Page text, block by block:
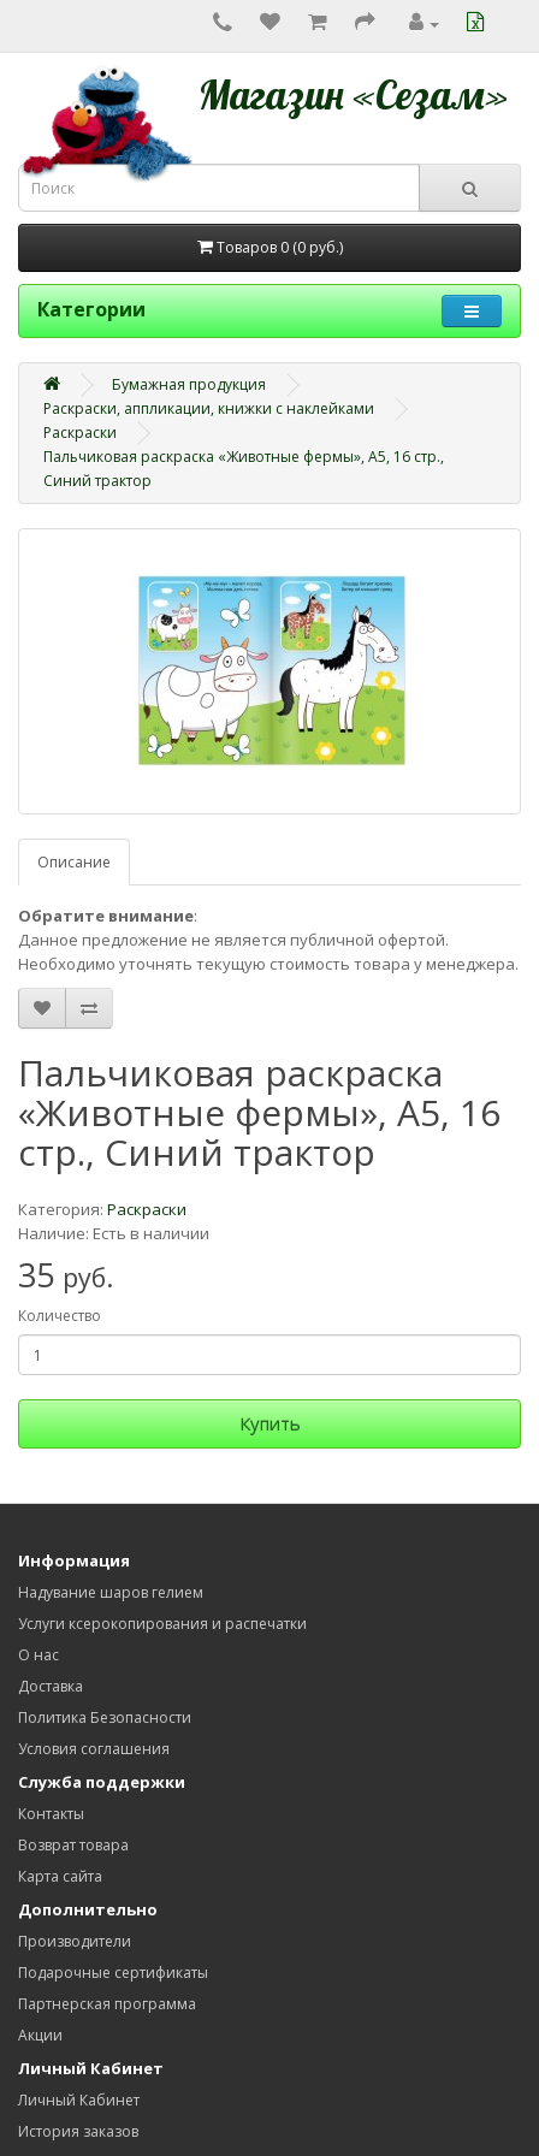
Магазин «Сезам»
Товаров 0 (0 руб.)
Категории
Бумажная продукция
Раскраски, аппликации, книжки с наклейками
Раскраски
Пальчиковая раскраска «Животные фермы», А5, 16 стр.,
Синий трактор
Описание
Обратите внимание:
Данное предложение не является публичной офертой.
Необходимо уточнять текущую стоимость товара у менеджера.
Пальчиковая раскраска
«Животные фермы», А5, 16
стр., Синий трактор
Категория: Раскраски
Наличие: Есть в наличии
35 руб.
Количество
Купить
Информация
Надувание шаров гелием
Услуги ксерокопирования и распечатки
О нас
Доставка
Политика Безопасности
Условия соглашения
Служба поддержки
Контакты
Возврат товара
Карта сайта
Дополнительно
Производители
Подарочные сертификаты
Партнерская программа
Акции
Личный Кабинет
Личный Кабинет
История заказов